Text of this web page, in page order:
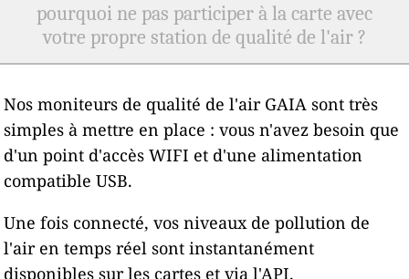
pourquoi ne pas participer à la carte avec
votre propre station de qualité de l'air ?
Nos moniteurs de qualité de l'air GAIA sont très
simples à mettre en place : vous n'avez besoin que
d'un point d'accès WIFI et d'une alimentation
compatible USB.
Une fois connecté, vos niveaux de pollution de
l'air en temps réel sont instantanément
disponibles sur les cartes et via l'API.